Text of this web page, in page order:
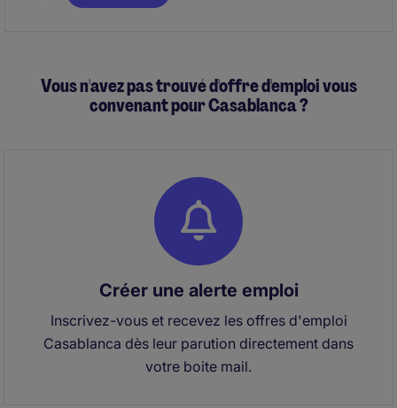
Vous n'avez pas trouvé d'offre d'emploi vous
convenant pour Casablanca ?
Créer une alerte emploi
Inscrivez-vous et recevez les offres d'emploi
Casablanca dès leur parution directement dans
votre boite mail.